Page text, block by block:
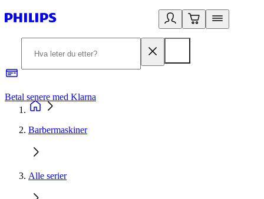
Betal senere med Klarna
Barbermaskiner
Alle serier